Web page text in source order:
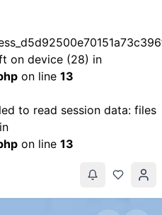
on device (28) in
on line 13
to read session data: files
on line 13